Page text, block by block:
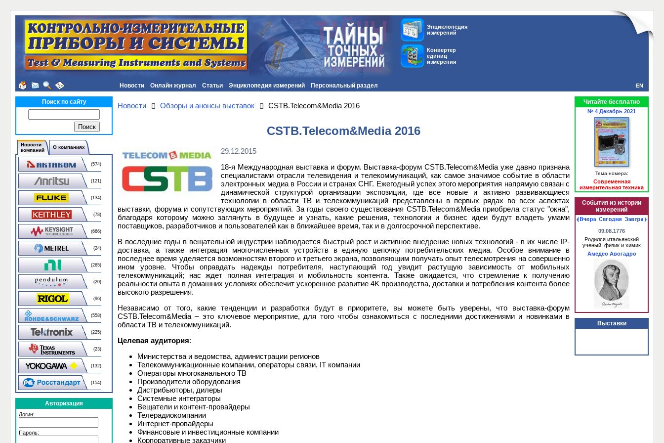
Энциклопедия
измерений
Конвертер
единиц
измерения
Новости Онлайн журнал Статьи Энциклопедия измерений Персональный раздел EN
Поиск по сайту
Новости
компаний
О компаниях
(574)
(121)
(134)
(78)
(666)
(24)
(265)
(20)
(96)
(558)
(225)
(23)
(132)
(154)
Авторизация
Логин:
Пароль:
Новости Обзоры и анонсы выставок CSTB.Telecom&Media 2016
CSTB.Telecom&Media 2016
29.12.2015
18-я Международная выставка и форум. Выставка-форум CSTB.Telecom&Media уже давно признана
специалистами отрасли телевидения и телекоммуникаций, как самое значимое событие в области
электронных медиа в России и странах СНГ. Ежегодный успех этого мероприятия напрямую связан с
динамической структурой организации экспозиции, где все новые и активно развивающиеся
технологии в области ТВ и телекоммуникаций представлены в первых рядах во всех аспектах
выставки, форума и сопутствующих мероприятий. За годы своего существования CSTB.Telecom&Media приобрела статус "окна",
благодаря которому можно заглянуть в будущее и узнать, какие решения, технологии и бизнес идеи будут владеть умами
поставщиков, разработчиков и пользователей как в ближайшее время, так и в долгосрочной перспективе.
В последние годы в вещательной индустрии наблюдается быстрый рост и активное внедрение новых технологий - в их числе IP-
доставка, а также интеграция многочисленных устройств в единую цепочку потребительских медиа. Особое внимание в
последнее время уделяется возможностям второго и третьего экрана, позволяющим получать опыт телесмотрения на совершенно
ином уровне. Чтобы оправдать надежды потребителя, наступающий год увидит растущую зависимость от мобильных
телекоммуникаций; нас ждет полная интеграция и мобильность контента. Также ожидается, что стремление к получению
реальности опыта в домашних условиях обеспечит ускоренное развитие 4K производства, доставки и потребления контента более
высокого разрешения.
Независимо от того, какие тенденции и разработки будут в приоритете, вы можете быть уверены, что выставка-форум
CSTB.Telecom&Media – это ключевое мероприятие, для того чтобы ознакомиться с последними достижениями и новинками в
области ТВ и телекоммуникаций.
Целевая аудитория:
Министерства и ведомства, администрации регионов
Телекоммуникационные компании, операторы связи, IT компании
Операторы многоканального ТВ
Производители оборудования
Дистрибьюторы, дилеры
Системные интеграторы
Вещатели и контент-провайдеры
Телерадиокомпании
Интернет-провайдеры
Финансовые и инвестиционные компании
Корпоративные заказчики
Читайте бесплатно
№ 4 Декабрь 2021
Тема номера:
Современная
измерительная техника
События из истории
измерений
09.08.1776
Родился итальянский
ученый, физик и химик
Амедео Авогадро
Выставки